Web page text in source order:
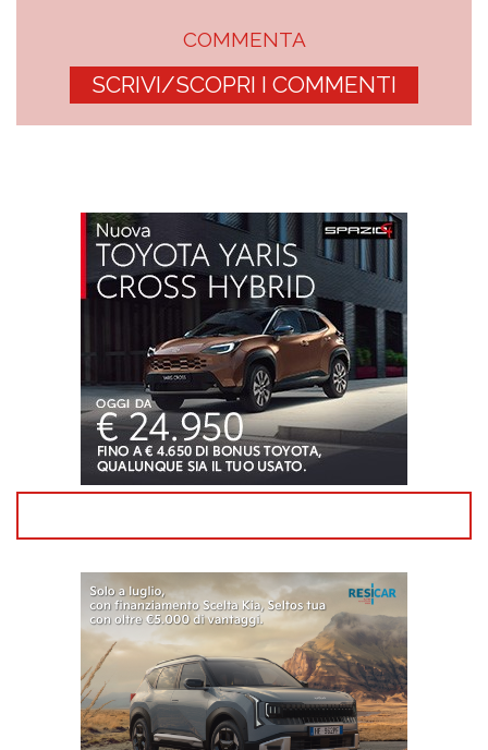
COMMENTA
SCRIVI/SCOPRI I COMMENTI